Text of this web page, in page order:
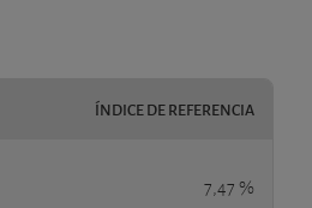
ÍNDICE DE REFERENCIA
7,47 %